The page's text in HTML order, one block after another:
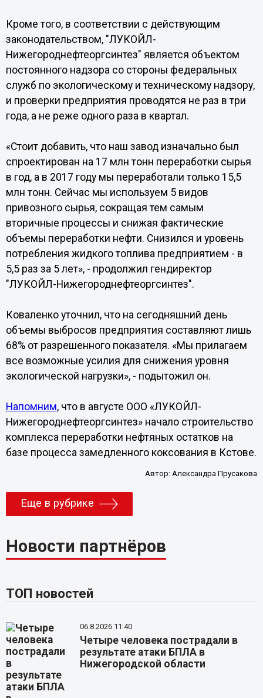
Кроме того, в соответствии с действующим
законодательством, "ЛУКОЙЛ-
Нижегороднефтеоргсинтез" является объектом
постоянного надзора со стороны федеральных
служб по экологическому и техническому надзору,
и проверки предприятия проводятся не раз в три
года, а не реже одного раза в квартал.
«Стоит добавить, что наш завод изначально был
спроектирован на 17 млн тонн переработки сырья
в год, а в 2017 году мы переработали только 15,5
млн тонн. Сейчас мы используем 5 видов
привозного сырья, сокращая тем самым
вторичные процессы и снижая фактические
объемы переработки нефти. Снизился и уровень
потребления жидкого топлива предприятием - в
5,5 раз за 5 лет», - продолжил гендиректор
"ЛУКОЙЛ-Нижегороднефтеоргсинтез".
Коваленко уточнил, что на сегодняшний день
объемы выбросов предприятия составляют лишь
68% от разрешенного показателя. «Мы прилагаем
все возможные усилия для снижения уровня
экологической нагрузки», - подытожил он.
Напомним, что в августе ООО «ЛУКОЙЛ-
Нижегороднефтеоргсинтез» начало строительство
комплекса переработки нефтяных остатков на
базе процесса замедленного коксования в Кстове.
Автор:Александра Прусакова
Еще в рубрике
Новости партнёров
ТОП новостей
06.8.2026 11:40
Четыре человека пострадали в
результате атаки БПЛА в
Нижегородской области